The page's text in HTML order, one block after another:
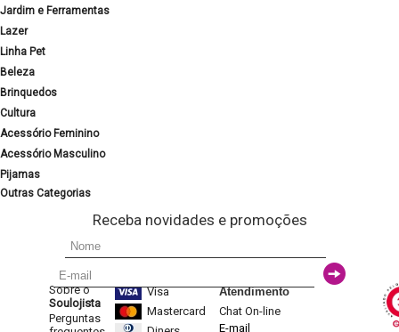
Jardim e Ferramentas
Lazer
Linha Pet
Beleza
Brinquedos
Cultura
Acessório Feminino
Acessório Masculino
Pijamas
Outras Categorias
Receba novidades e promoções
Sobre o
Soulojista
Perguntas
Visa
Mastercard
Atendimento
Chat On-line
E-mail